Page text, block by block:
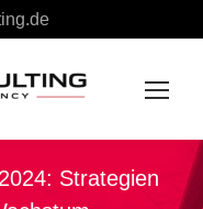
Strategien